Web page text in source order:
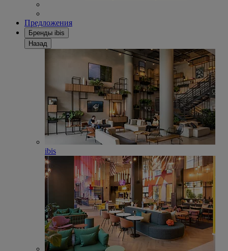
Предложения
Бренды ibis
Назад
ibis